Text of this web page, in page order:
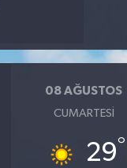
08 AĞUSTOS
CUMARTESI
29°